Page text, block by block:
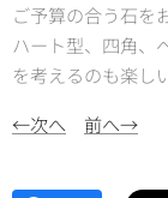
ご予算の合う石を
ハート型、四角、
を考えるのも楽し
←次へ
前へ→